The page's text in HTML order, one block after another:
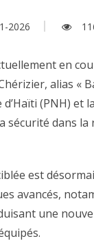
2026
en
alias «
(PNH) et
sécurité dans
est
avancés,
une